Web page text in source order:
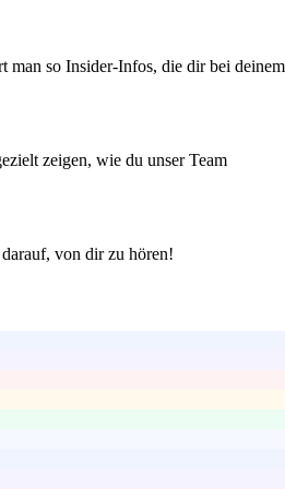
man so Insider-Infos, die dir bei deinem
zeigen, wie du unser Team
von dir zu hören!